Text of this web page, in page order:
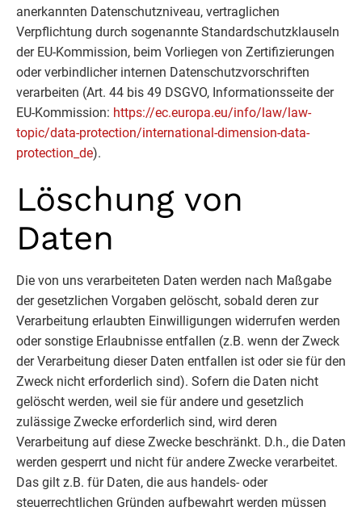
anerkannten Datenschutzniveau, vertraglichen
Verpflichtung durch sogenannte Standardschutzklauseln
der EU-Kommission, beim Vorliegen von Zertifizierungen
oder verbindlicher internen Datenschutzvorschriften
verarbeiten (Art. 44 bis 49 DSGVO, Informationsseite der
EU-Kommission: https://ec.europa.eu/info/law/law-
topic/data-protection/international-dimension-data-
protection_de).
Löschung von
Daten
Die von uns verarbeiteten Daten werden nach Maßgabe
der gesetzlichen Vorgaben gelöscht, sobald deren zur
Verarbeitung erlaubten Einwilligungen widerrufen werden
oder sonstige Erlaubnisse entfallen (z.B. wenn der Zweck
der Verarbeitung dieser Daten entfallen ist oder sie für den
Zweck nicht erforderlich sind). Sofern die Daten nicht
gelöscht werden, weil sie für andere und gesetzlich
zulässige Zwecke erforderlich sind, wird deren
Verarbeitung auf diese Zwecke beschränkt. D.h., die Daten
werden gesperrt und nicht für andere Zwecke verarbeitet.
Das gilt z.B. für Daten, die aus handels- oder
steuerrechtlichen Gründen aufbewahrt werden müssen